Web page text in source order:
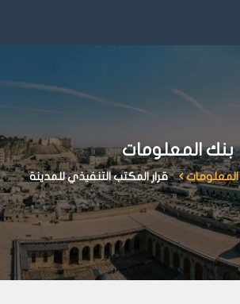
بنك المعلومات
المعلومات قرار المكتب التنفيذي للمدينة